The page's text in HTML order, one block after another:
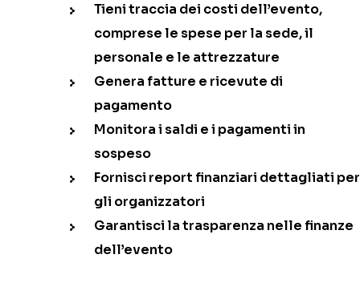
Tieni traccia dei costi dell’evento,
comprese le spese per la sede, il
personale e le attrezzature
Genera fatture e ricevute di
pagamento
Monitora i saldi e i pagamenti in
sospeso
Fornisci report finanziari dettagliati per
gli organizzatori
Garantisci la trasparenza nelle finanze
dell’evento